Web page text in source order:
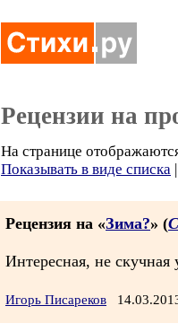
Рецензии на
На странице
Показывать в виде списка |
Рецензия на «Зима?» (
Интересная, не скучная
Игорь Писареков